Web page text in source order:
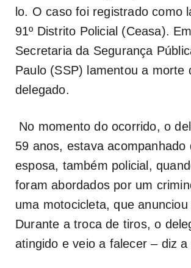
lo. O caso foi registrado como
91º Distrito Policial (Ceasa).
Secretaria da Segurança
Paulo (SSP) lamentou a morte
delegado.
No momento do ocorrido, o
59 anos, estava acompanhado
esposa, também policial,
foram abordados por um
uma motocicleta, que anunciou
Durante a troca de tiros, o
atingido e veio a falecer – diz a